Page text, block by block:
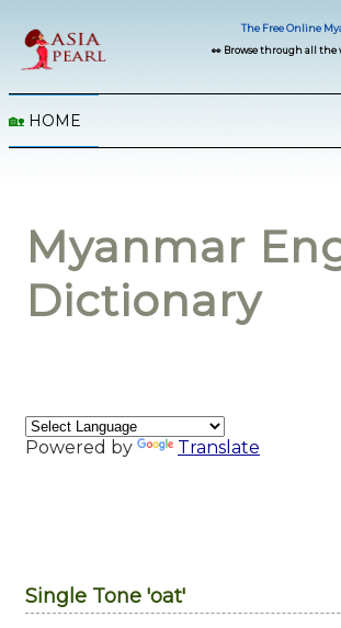
The Free Online
👀 Browse through all the
🏡 HOME
Myanmar
Dictionary
Powered by Translate
Single Tone 'oat'